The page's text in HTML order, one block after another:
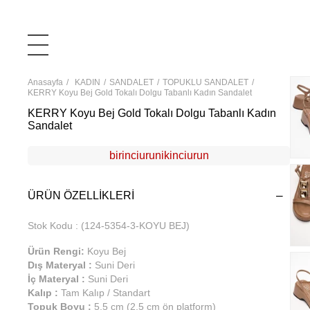
Anasayfa KADIN SANDALET
TOPUKLU SANDALET
KERRY Koyu Bej Gold Tokalı Dolgu Tabanlı Kadın Sandalet
KERRY Koyu Bej Gold Tokalı Dolgu Tabanlı Kadın
Sandalet
birinciurunikinciurun
ÜRÜN ÖZELLIKLERI
Stok Kodu (124-5354-3-KOYU BEJ)
Ürün Rengi: Koyu Bej
Dış Materyal : Suni Deri
İç Materyal : Suni Deri
Kalıp : Tam Kalıp / Standart
Topuk Boyu : 5,5 cm (2,5 cm ön platform)